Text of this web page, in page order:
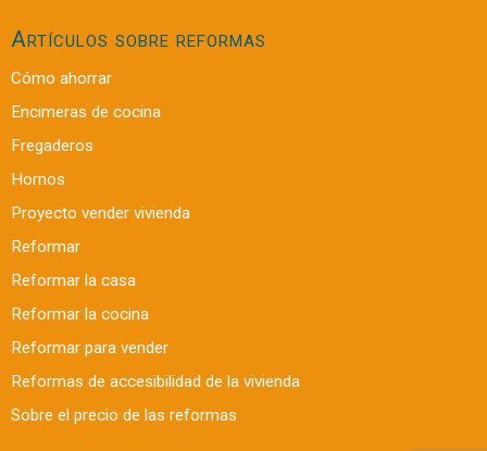
Artículos sobre reformas
Cómo ahorrar
Encimeras de cocina
Fregaderos
Hornos
Proyecto vender vivienda
Reformar
Reformar la casa
Reformar la cocina
Reformar para vender
Reformas de accesibilidad de la vivienda
Sobre el precio de las reformas